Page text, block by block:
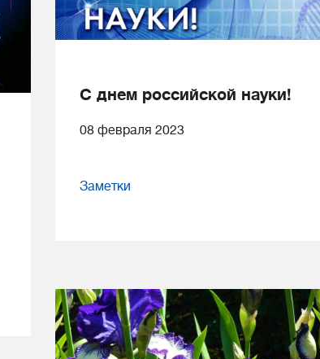
С днем российской науки!
08 февраля 2023
Заметки